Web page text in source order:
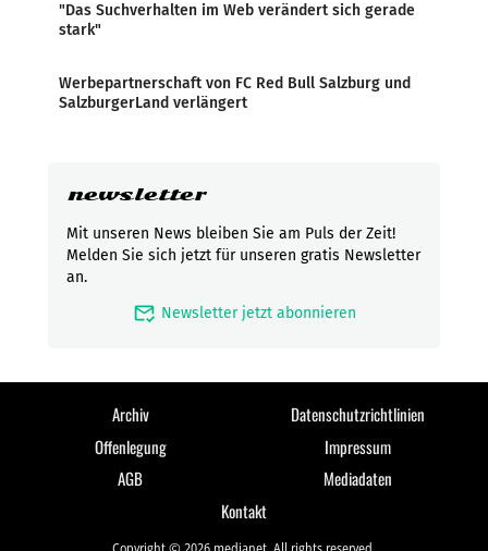
"Das Suchverhalten im Web verändert sich gerade
stark"
Werbepartnerschaft von FC Red Bull Salzburg und
SalzburgerLand verlängert
newsletter
Mit unseren News bleiben Sie am Puls der Zeit!
Melden Sie sich jetzt für unseren gratis Newsletter
an.
mark_email_read Newsletter jetzt abonnieren
Archiv
Datenschutzrichtlinien
Offenlegung
Impressum
AGB
Mediadaten
Kontakt